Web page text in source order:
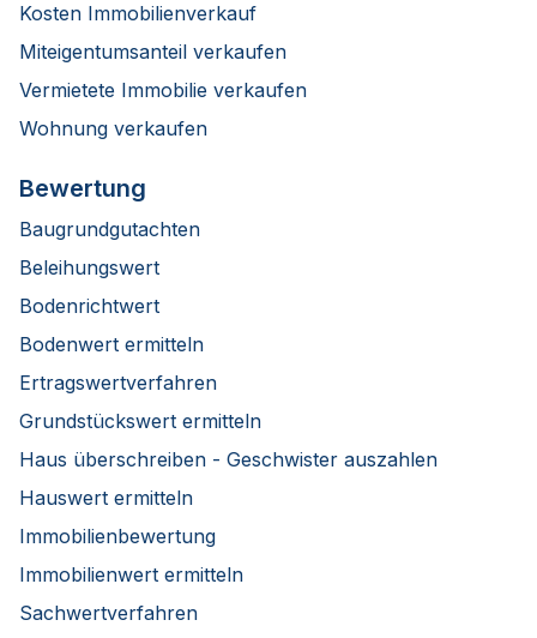
Kosten Immobilienverkauf
Miteigentumsanteil verkaufen
Vermietete Immobilie verkaufen
Wohnung verkaufen
Bewertung
Baugrundgutachten
Beleihungswert
Bodenrichtwert
Bodenwert ermitteln
Ertragswertverfahren
Grundstückswert ermitteln
Haus überschreiben - Geschwister auszahlen
Hauswert ermitteln
Immobilienbewertung
Immobilienwert ermitteln
Sachwertverfahren